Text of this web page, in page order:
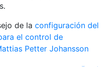
de la configuración del
el control de
Petter Johansson